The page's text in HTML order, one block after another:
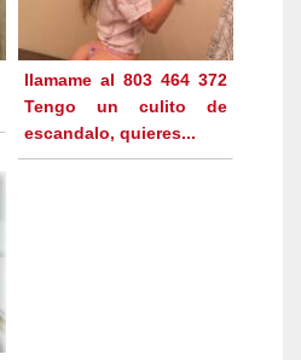
llamame al 803 464 372
Tengo un culito de
escandalo, quieres...